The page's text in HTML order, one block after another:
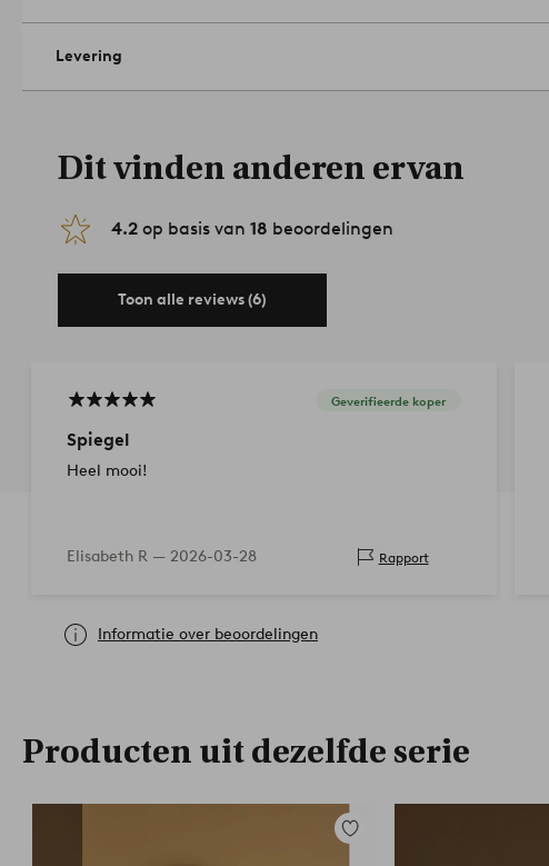
Levering
Dit vinden anderen ervan
4.2 op basis van 18 beoordelingen
Toon alle reviews (6)
Geverifieerde koper
Spiegel
Heel mooi!
Elisabeth R — 2026-03-28 Rapport
Informatie over beoordelingen
Producten uit dezelfde serie
Toevoegen